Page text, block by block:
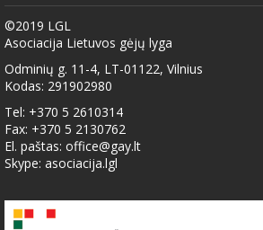
©2019 LGL
Asociacija Lietuvos gėjų lyga
Odminių g. 11-4, LT-01122, Vilnius
Kodas: 291902980
Tel: +370 5 2610314
Fax: +370 5 2130762
El. paštas: office@gay.lt
Skype: asociacija.lgl